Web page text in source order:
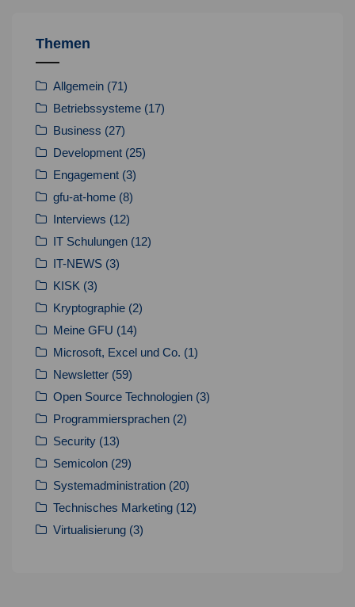
Themen
Allgemein (71)
Betriebssysteme (17)
Business (27)
Development (25)
Engagement (3)
gfu-at-home (8)
Interviews (12)
IT Schulungen (12)
IT-NEWS (3)
KISK (3)
Kryptographie (2)
Meine GFU (14)
Microsoft, Excel und Co. (1)
Newsletter (59)
Open Source Technologien (3)
Programmiersprachen (2)
Security (13)
Semicolon (29)
Systemadministration (20)
Technisches Marketing (12)
Virtualisierung (3)